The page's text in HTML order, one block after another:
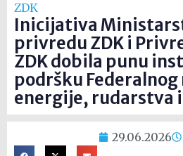
ZDK
Inicijativa
privredu ZDK i
ZDK dobila punu
podršku
energije, rudarstva
29.06.2026